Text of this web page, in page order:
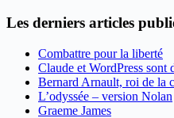
Les derniers articles
Combattre pour la liberté
Claude et WordPress sont
Bernard Arnault, roi de la
L’odyssée – version Nolan
Graeme James